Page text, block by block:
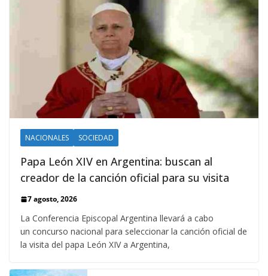
NACIONALES SOCIEDAD
Papa León XIV en Argentina: buscan al
creador de la canción oficial para su visita
7 agosto, 2026
La Conferencia Episcopal Argentina llevará a cabo
un concurso nacional para seleccionar la canción oficial de
la visita del papa León XIV a Argentina,